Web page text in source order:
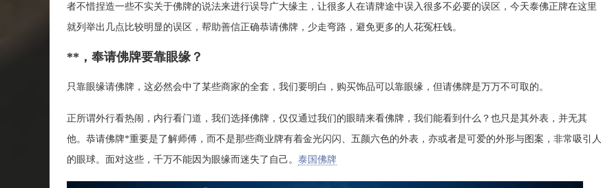
者不惜捏造一些不实关于佛牌的说法来进行误导广大缘主，让很多人在请牌途中误入很多不必要的误区，今天泰佛正牌在这里
就列举出几点比较明显的误区，帮助善信正确恭请佛牌，少走弯路，避免更多的人花冤枉钱。
**，奉请佛牌要靠眼缘？
只靠眼缘请佛牌，这必然会中了某些商家的全套，我们要明白，购买饰品可以靠眼缘，但请佛牌是万万不可取的。
正所谓外行看热闹，内行看门道，我们选择佛牌，仅仅通过我们的眼睛来看佛牌，我们能看到什么？也只是其外表，并无其
他。恭请佛牌*重要是了解师傅，而不是那些商业牌有着金光闪闪、五颜六色的外表，亦或者是可爱的外形与图案，非常吸引人
的眼球。面对这些，千万不能因为眼缘而迷失了自己。 泰国佛牌